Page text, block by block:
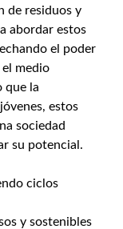
de residuos y
abordar estos
el poder
medio
que la
estos
sociedad
su potencial.
ciclos
y sostenibles